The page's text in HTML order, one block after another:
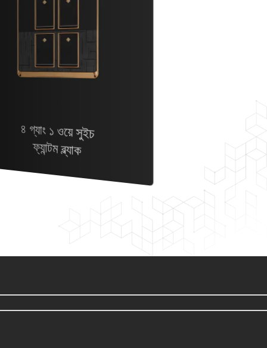
৪ গ্যাং ১ ওয়ে সুইচ
ফ্যান্টম ব্ল্যাক